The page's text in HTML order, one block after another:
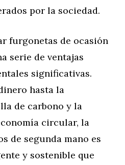
por la sociedad.
furgonetas de ocasión
serie de ventajas
significativas.
hasta la
de carbono y la
circular, la
de segunda mano es
y sostenible que